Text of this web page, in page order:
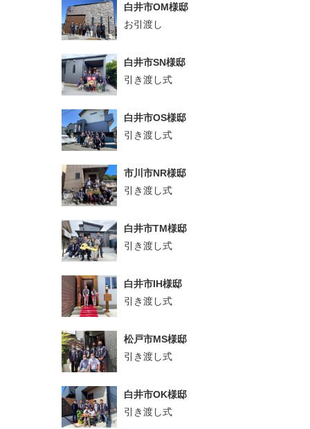
白井市OM様邸
お引渡し
白井市SN様邸
引き渡し式
白井市OS様邸
引き渡し式
市川市NR様邸
引き渡し式
白井市TM様邸
引き渡し式
白井市IH様邸
引き渡し式
松戸市MS様邸
引き渡し式
白井市OK様邸
引き渡し式